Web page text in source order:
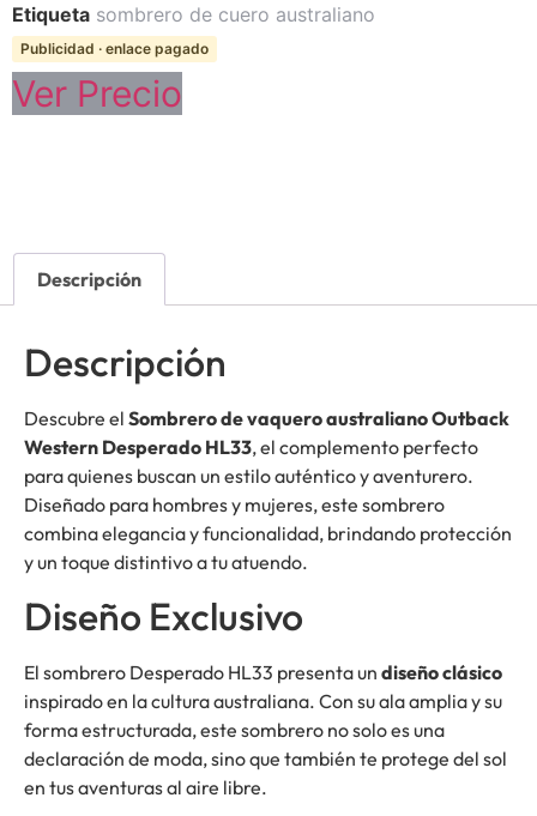
Etiqueta sombrero de cuero australiano
Publicidad · enlace pagado
Ver Precio
Descripción
Descripción
Descubre el Sombrero de vaquero australiano Outback
Western Desperado HL33, el complemento perfecto
para quienes buscan un estilo auténtico y aventurero.
Diseñado para hombres y mujeres, este sombrero
combina elegancia y funcionalidad, brindando protección
y un toque distintivo a tu atuendo.
Diseño Exclusivo
El sombrero Desperado HL33 presenta un diseño clásico
inspirado en la cultura australiana. Con su ala amplia y su
forma estructurada, este sombrero no solo es una
declaración de moda, sino que también te protege del sol
en tus aventuras al aire libre.